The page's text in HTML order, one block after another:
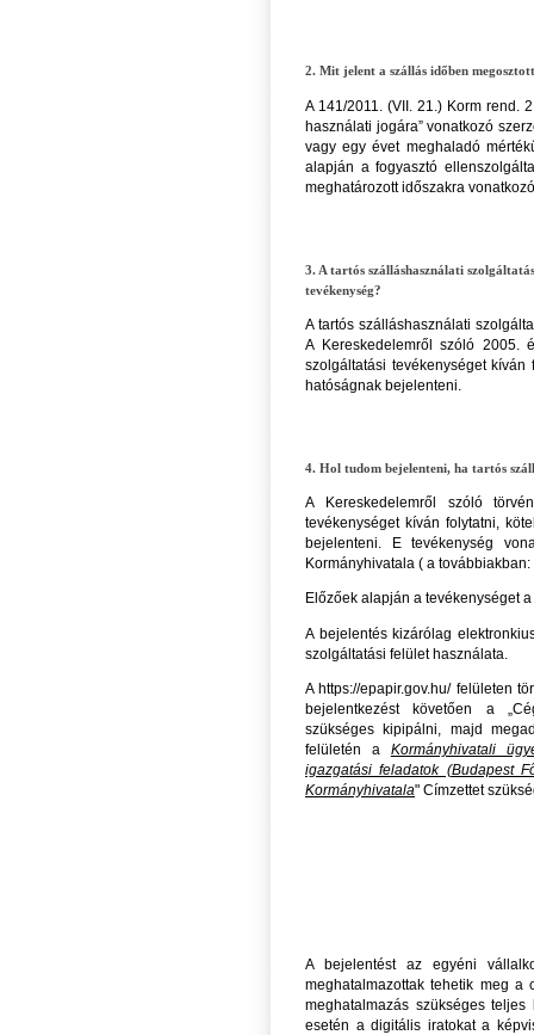
2. Mit jelent a szállás időben
A 141/2011. (VII. 21.) Korm rend.
használati jogára” vonatkozó
vagy egy évet meghaladó
alapján a fogyasztó
meghatározott időszakra
3. A tartós szálláshasználati
tevékenység?
A tartós szálláshasználati
A Kereskedelemről szóló 2005.
szolgáltatási tevékenységet
hatóságnak bejelenteni.
4. Hol tudom bejelenteni, ha tartós
A Kereskedelemről szóló
tevékenységet kíván folytatni,
bejelenteni. E tevékenység
Kormányhivatala ( a továbbiakban:
Előzőek alapján a tevékenységet
A bejelentés kizárólag
szolgáltatási felület használata.
A https://epapir.gov.hu/ felületen
bejelentkezést követően a
szükséges kipipálni, majd
felületén a Kormányhivatali
igazgatási feladatok (Budapest
Kormányhivatala" Címzettet
A bejelentést az egyéni
meghatalmazottak tehetik meg a
meghatalmazás szükséges
esetén a digitális iratokat a